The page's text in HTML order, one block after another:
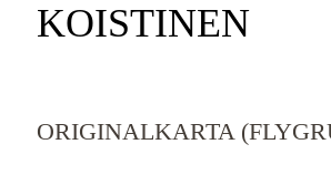
KOISTINEN
ORIGINALKARTA